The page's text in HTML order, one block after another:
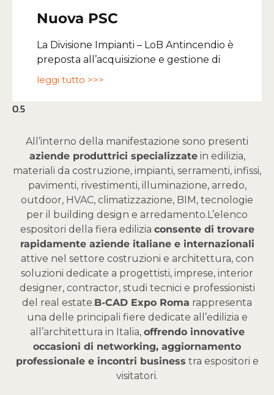
Nuova PSC
La Divisione Impianti – LoB Antincendio è
preposta all’acquisizione e gestione di
leggi tutto >>>
All’interno della manifestazione sono presenti
aziende produttrici specializzatein edilizia,
materiali da costruzione, impianti, serramenti, infissi,
pavimenti, rivestimenti, illuminazione, arredo,
outdoor, HVAC, climatizzazione, BIM, tecnologie
per il building design e arredamento. L’elenco
espositori della fiera edilizia consente di trovare
rapidamente aziende italiane e internazionali
attive nel settore costruzioni e architettura, con
soluzioni dedicate a progettisti, imprese, interior
designer, contractor, studi tecnici e professionisti
del real estate.B-CAD Expo Roma rappresenta
una delle principali fiere dedicate all’edilizia e
all’architettura in Italia, offrendo innovative
occasioni di networking, aggiornamento
professionale e incontri business tra espositori e
visitatori.